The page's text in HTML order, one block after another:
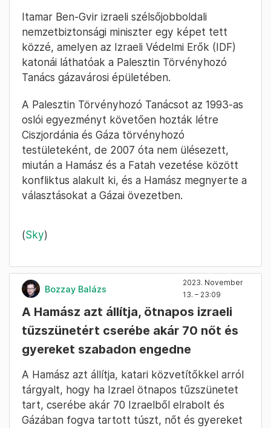
Itamar Ben-Gvir izraeli szélsőjobboldali
nemzetbiztonsági miniszter egy képet tett
közzé, amelyen az Izraeli Védelmi Erők (IDF)
katonái láthatóak a Palesztin Törvényhozó
Tanács gázavárosi épületében.
A Palesztin Törvényhozó Tanácsot az 1993-as
oslói egyezményt követően hozták létre
Ciszjordánia és Gáza törvényhozó
testületeként, de 2007 óta nem ülésezett,
miután a Hamász és a Fatah vezetése között
konfliktus alakult ki, és a Hamász megnyerte a
választásokat a Gázai övezetben.
(Sky)
Bozzay Balázs
2023. November
13. – 23:09
A Hamász azt állítja, ötnapos izraeli
tűzszünetért cserébe akár 70 nőt és
gyereket szabadon engedne
A Hamász azt állítja, katari közvetítőkkel arról
tárgyalt, hogy ha Izrael ötnapos tűzszünetet
tart, cserébe akár 70 Izraelből elrabolt és
Gázában fogva tartott túszt, nőt és gyereket